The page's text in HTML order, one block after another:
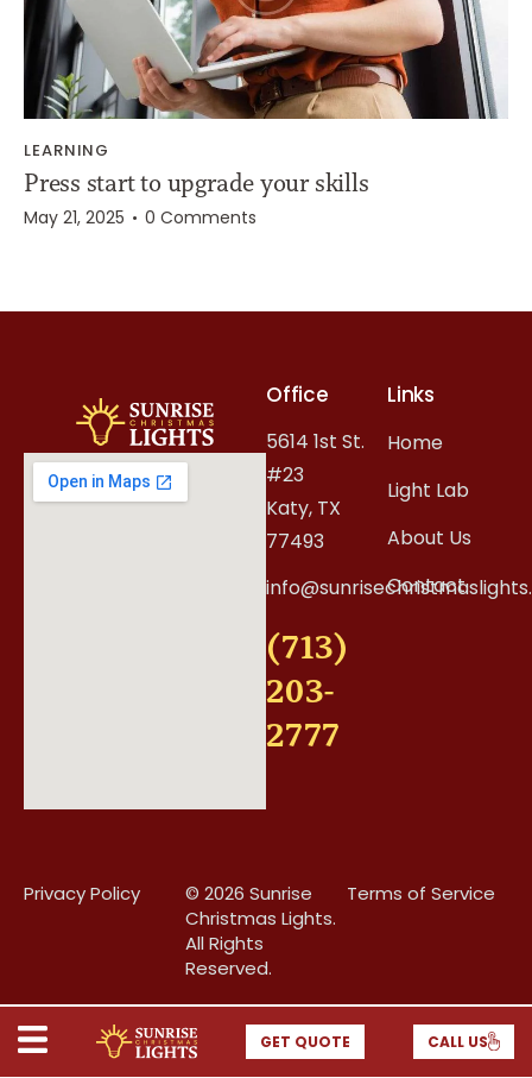
LEARNING
Press start to upgrade your skills
May 21, 2025 0 Comments
Office
5614 1st St.
#23
Katy, TX
77493
(713)
203-
2777
Links
Home
Light Lab
About Us
Contact
Privacy Policy
© 2026 Sunrise
Christmas Lights.
All Rights
Reserved.
Terms of Service
GET QUOTE CALL US